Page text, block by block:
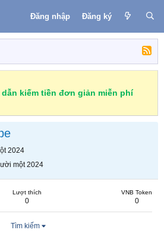
Đăng nhập Đăng ký
kiếm tiền đơn giản miễn phí
2024
một 2024
Lượt thích
0
VNB Token
0
Tìm kiếm